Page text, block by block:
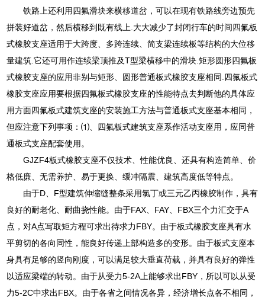
铁路上还利用四氟滑块来横移道岔，可以在现有铁路线旁边预先
拼装好道岔，然后横移到既有线上.大大减少了封闭行车的时间四氟板
式橡胶支座适用于大跨度、多跨连续、简支梁连续板等结构的大位移
量建筑.它还可用作连续梁顶推及T型梁横移中的滑块.矩形圆形四氟板
式橡胶支座的应用非别与矩形、圆形普通板式橡胶支座相同.四氟板式
橡胶支座应用要根据四氟板式橡胶支座的性能特点去判断他的具体应
用方面四氟板式建筑支座的安装施工方法与普通板式支座基本相同，
但应注意下列事项：⑴、四氟板式建筑支座系作活动支座用，应同普
通板式支座配套使用。
GJZF4板式橡胶支座不仅技术、性能优良、还具有构造简单、价
格低廉、无需养护、易于更换、缓冲隔震、建筑高度低等特点。
由于D、F型建筑伸缩缝整条采用氯丁或三元乙丙橡胶制作，具有
良好的耐老化、耐曲挠性能。由于FAX、FAY、FBX三个力汇交于A
点，对A点写取矩方程可求出待求力FBY。由于板式橡胶支座具有水
平剪切的各向同性，能良好传递上部构造多的变形。由于板式支座本
身具有足够的竖向刚度，可以满足较大垂直荷载，并具有良好的弹性
以适应梁端的转动。由于从受力5-2A上能够求出FBY，所以可以从受
力5-2C中求出FBX。由于各省之间情况各异，经济增长点各不相同，